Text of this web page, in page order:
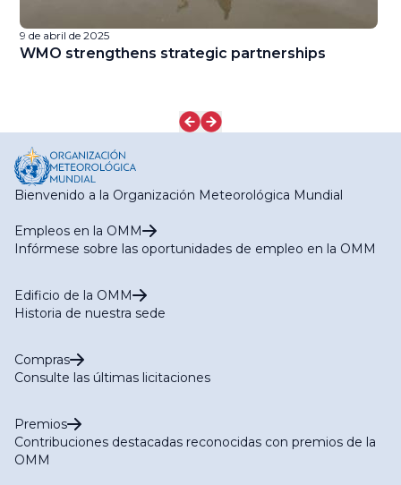
9 de abril de 2025
WMO strengthens strategic partnerships
Bienvenido a la Organización Meteorológica Mundial
Empleos en la OMM
Infórmese sobre las oportunidades de empleo en la OMM
Edificio de la OMM
Historia de nuestra sede
Compras
Consulte las últimas licitaciones
Premios
Contribuciones destacadas reconocidas con premios de la
OMM